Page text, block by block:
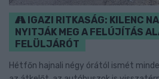
IGAZI RITKASÁG: KILENC
NYITJÁK MEG A FELÚJÍTÁS
FELÜLJÁRÓT
Hétfőn hajnali négy órától ismét